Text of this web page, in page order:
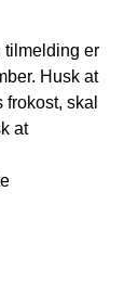
tilmelding er
Husk at
skal
at